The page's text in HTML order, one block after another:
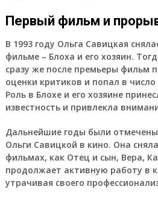
Первый фильм и
В 1993 году Ольга Савицкая
фильме – Блоха и его хозяин.
сразу же после премьеры фильм
оценки критиков и попал в
Роль в Блохе и его хозяине
известность и привлекла
Дальнейшие годы были
Ольги Савицкой в кино. Она
фильмах, как Отец и сын, Вера,
продолжает активную работу в
утрачивая своего